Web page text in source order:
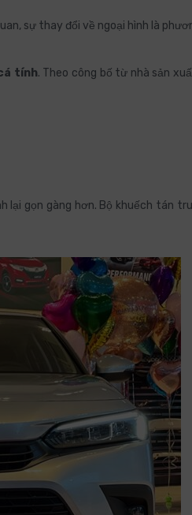
sự thay đổi về ngoại hình là
tính. Theo công bố từ nhà sản
gọn gàng hơn. Bộ khuếch tán